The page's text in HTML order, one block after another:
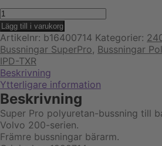
Främre
bussningar
bärarm
164/240/260
mängd
Lägg till i varukorg
Artikelnr: b16400714 Kategorier:
Bussningar SuperPro, Bussningar
IPD-TXR
Beskrivning
Ytterligare information
Beskrivning
Super Pro polyuretan-bussning till
Volvo 200-serien.
Främre bussningar bärarm.